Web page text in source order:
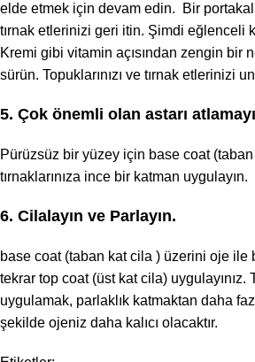
elde etmek için devam edin. Bir
tırnak etlerinizi geri itin. Şimdi eğlenceli
Kremi gibi vitamin açısından zengin bir
sürün. Topuklarınızı ve tırnak etlerinizi
5. Çok önemli olan astarı
Pürüzsüz bir yüzey için base coat
tırnaklarınıza ince bir katman uygulayın.
6. Cilalayın ve Parlayın.
base coat (taban kat cila ) üzerini oje ile
tekrar top coat (üst kat cila) uygulayınız.
uygulamak, parlaklık katmaktan daha
şekilde ojeniz daha kalıcı olacaktır.